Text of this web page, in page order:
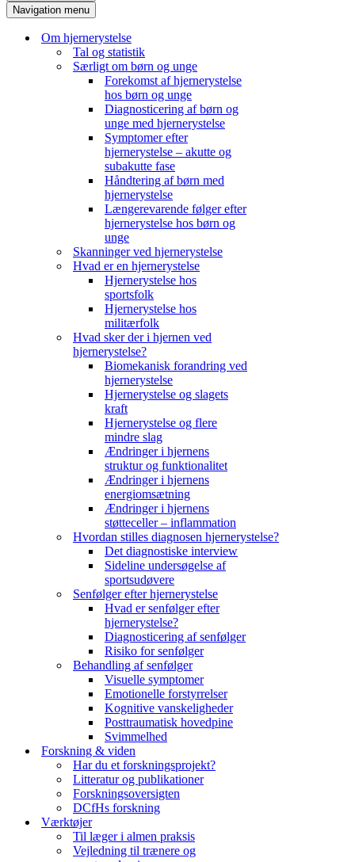
Navigation menu
Om hjernerystelse
Tal og statistik
Særligt om børn og unge
Forekomst af hjernerystelse
hos børn og unge
Diagnosticering af børn og
unge med hjernerystelse
Symptomer efter
hjernerystelse – akutte og
subakutte fase
Håndtering af børn med
hjernerystelse
Længerevarende følger efter
hjernerystelse hos børn og
unge
Skanninger ved hjernerystelse
Hvad er en hjernerystelse
Hjernerystelse hos
sportsfolk
Hjernerystelse hos
militærfolk
Hvad sker der i hjernen ved
hjernerystelse?
Biomekanisk forandring ved
hjernerystelse
Hjernerystelse og slagets
kraft
Hjernerystelse og flere
mindre slag
Ændringer i hjernens
struktur og funktionalitet
Ændringer i hjernens
energiomsætning
Ændringer i hjernens
støtteceller – inflammation
Hvordan stilles diagnosen hjernerystelse?
Det diagnostiske interview
Sideline undersøgelse af
sportsudøvere
Senfølger efter hjernerystelse
Hvad er senfølger efter
hjernerystelse?
Diagnosticering af senfølger
Risiko for senfølger
Behandling af senfølger
Visuelle symptomer
Emotionelle forstyrrelser
Kognitive vanskeligheder
Posttraumatisk hovedpine
Svimmelhed
Forskning & viden
Har du et forskningsprojekt?
Litteratur og publikationer
Forskningsoversigten
DCfHs forskning
Værktøjer
Til læger i almen praksis
Vejledning til trænere og